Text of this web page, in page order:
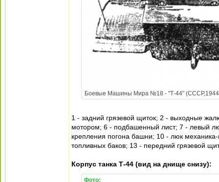
Боевые Машины Мира №18 - "Т-44" (СССР,1944)
1 - задний грязевой щиток; 2 - выходные
мотором; 6 - подбашенный лист; 7 - левый
крепления погона башни; 10 - люк
топливных баков; 13 - передний грязевой
Корпус танка Т-44 (вид на днище снизу):
Фото: